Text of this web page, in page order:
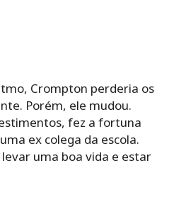
Crompton perderia os
Porém, ele mudou.
fez a fortuna
ex colega da escola.
uma boa vida e estar